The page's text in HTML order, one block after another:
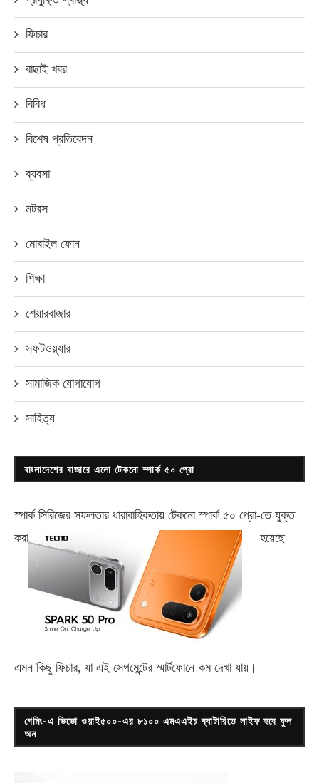
ফিচার
বাছাই খবর
বিবিধ
বিশেষ প্রতিবেদন
ব্যবসা
মটরস
মোবাইল ফোন
শিক্ষা
শেয়ারবাজার
সফটওয়্যার
সামাজিক যোগাযোগ
সাহিত্য
বাংলাদেশের বাজারে এলো টেকনো স্পার্ক ৫০ প্রো
স্পার্ক সিরিজের সফলতার ধারাবাহিকতায় টেকনোস্পার্ক ৫০ প্রো-তে যুক্ত
করা
হয়েছে
এমন কিছু ফিচার, যা এই সেগমেন্টের স্মার্টফোনে কম দেখা যায়।
গেমিং-এ ভিভো ওয়াই৫০০-এর ৮১০০ এমএএইচ ব্যাটারিতে লাইফ হবে ফুল
অন